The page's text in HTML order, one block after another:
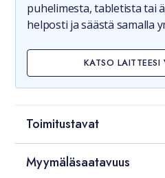
puhelimesta, tabletista tai
helposti ja säästä samalla
KATSO
Toimitustavat
Myymäläsaatavuus